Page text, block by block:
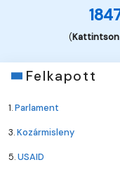
(Kattintson
Felkapott
1.Parlament
3.Kozármisleny
5.USAID